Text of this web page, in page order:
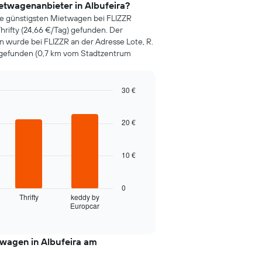
in Albufeira?
günstigsten Mietwagen bei FLIZZR
(24,66 €/Tag) gefunden. Der
bei FLIZZR an der Adresse Lote, R.
(0,7 km vom Stadtzentrum
Thrifty
keddy by
Europcar
0
10 €
20 €
30 €
in Albufeira am